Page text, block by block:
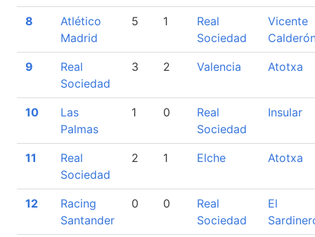
8
Atlético
Madrid
5 1
Real
Sociedad
Vicente
9
Real
Sociedad
3 2 Valencia Atotxa
10
Las
Palmas
1 0
Real
Sociedad
Insular
11
Real
Sociedad
2 1 Elche Atotxa
12
Racing
Santander
0 0
Real
Sociedad
El